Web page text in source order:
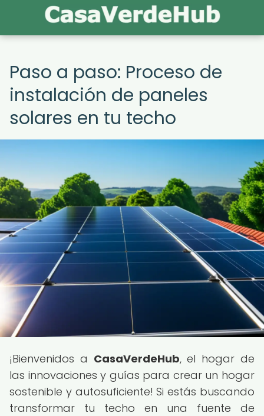
Paso a paso: Proceso de
instalación de paneles
solares en tu techo
¡Bienvenidos a CasaVerdeHub, el hogar de
las innovaciones y guías para crear un hogar
sostenible y autosuficiente! Si estás buscando
transformar tu techo en una fuente de